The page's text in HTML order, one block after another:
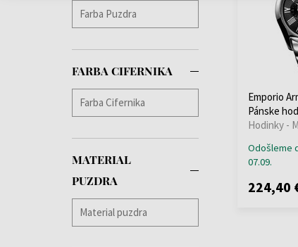
FARBA CIFERNIKA
MATERIAL
PUZDRA
Emporio
Pánske
Hodinky -
Odošleme
07.09.
224,40